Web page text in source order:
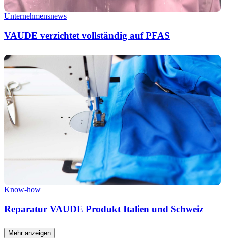
Unternehmensnews
VAUDE verzichtet vollständig auf PFAS
Know-how
Reparatur VAUDE Produkt Italien und Schweiz
Mehr anzeigen